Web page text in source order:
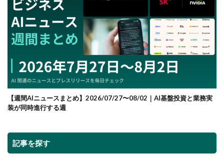
【週間AIニュースまとめ】2026/07/27〜08/02｜AI基盤投資と業務実
装が同時進行する週
記事を探す